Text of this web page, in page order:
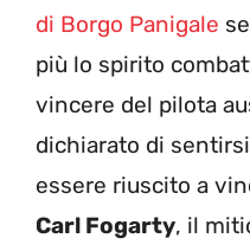
di Borgo Panigale
più lo spirito
vincere del pilota
dichiarato di
essere riuscito a
Carl Fogarty, il